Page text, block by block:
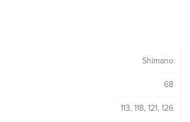
Shimano
68
113, 118, 121, 126